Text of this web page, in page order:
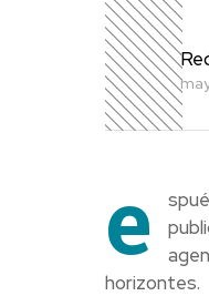
e
horizontes.